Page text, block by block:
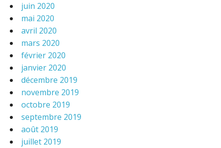
juin 2020
mai 2020
avril 2020
mars 2020
février 2020
janvier 2020
décembre 2019
novembre 2019
octobre 2019
septembre 2019
août 2019
juillet 2019